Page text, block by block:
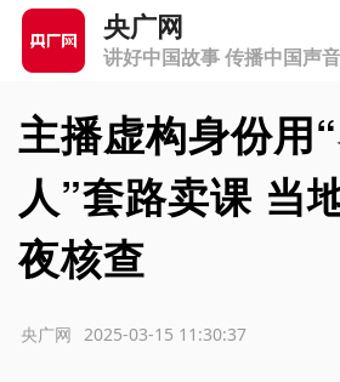
央广网
讲好中国故事 传播中国声音
主播虚构身份用
人”套路卖课 当
夜核查
2025-03-15 11:30:37
央广网